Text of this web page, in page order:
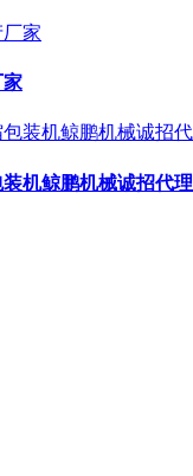
家
机鲸鹏机械诚招代理